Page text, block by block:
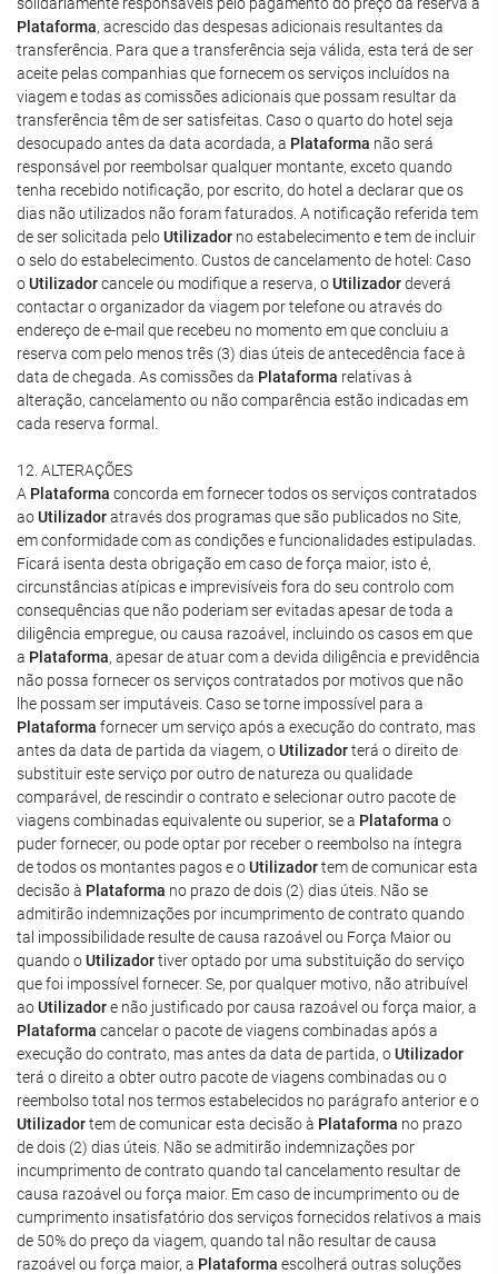
Plataforma, acrescido das despesas adicionais resultantes da
transferência. Para que a transferência seja válida, esta terá de ser
aceite pelas companhias que fornecem os serviços incluídos na
viagem e todas as comissões adicionais que possam resultar da
transferência têm de ser satisfeitas. Caso o quarto do hotel seja
desocupado antes da data acordada, a Plataforma não será
responsável por reembolsar qualquer montante, exceto quando
tenha recebido notificação, por escrito, do hotel a declarar que os
dias não utilizados não foram faturados. A notificação referida tem
de ser solicitada peloUtilizador no estabelecimento e tem de incluir
o selo do estabelecimento. Custos de cancelamento de hotel: Caso
oUtilizadorcancele ou modifique a reserva, oUtilizadordeverá
contactar o organizador da viagem por telefone ou através do
endereço de e-mail que recebeu no momento em que concluiu a
reserva com pelo menos três (3) dias úteis de antecedência face à
data de chegada. As comissões da Plataforma relativas à
alteração, cancelamento ou não comparência estão indicadas em
cada reserva formal.
12. ALTERAÇÕES
A Plataforma concorda em fornecer todos os serviços contratados
aoUtilizadoratravés dos programas que são publicados no Site,
em conformidade com as condições e funcionalidades estipuladas.
Ficará isenta desta obrigação em caso de força maior, isto é,
circunstâncias atípicas e imprevisíveis fora do seu controlo com
consequências que não poderiam ser evitadas apesar de toda a
diligência empregue, ou causa razoável, incluindo os casos em que
a Plataforma, apesar de atuar com a devida diligência e previdência
não possa fornecer os serviços contratados por motivos que não
lhe possam ser imputáveis. Caso se torne impossível para a
Plataforma fornecer um serviço após a execução do contrato, mas
antes da data de partida da viagem, oUtilizadorterá o direito de
substituir este serviço por outro de natureza ou qualidade
comparável, de rescindir o contrato e selecionar outro pacote de
viagens combinadas equivalente ou superior, se a Plataforma o
puder fornecer, ou pode optar por receber o reembolso na íntegra
de todos os montantes pagos e oUtilizadortem de comunicar esta
decisão à Plataforma no prazo de dois (2) dias úteis. Não se
admitirão indemnizações por incumprimento de contrato quando
tal impossibilidade resulte de causa razoável ou Força Maior ou
quando oUtilizadortiver optado por uma substituição do serviço
que foi impossível fornecer. Se, por qualquer motivo, não atribuível
aoUtilizadore não justificado por causa razoável ou força maior, a
Plataforma cancelar o pacote de viagens combinadas após a
execução do contrato, mas antes da data de partida, oUtilizador
terá o direito a obter outro pacote de viagens combinadas ou o
reembolso total nos termos estabelecidos no parágrafo anterior e o
Utilizadortem de comunicar esta decisão à Plataforma no prazo
de dois (2) dias úteis. Não se admitirão indemnizações por
incumprimento de contrato quando tal cancelamento resultar de
causa razoável ou força maior. Em caso de incumprimento ou de
cumprimento insatisfatório dos serviços fornecidos relativos a mais
de 50% do preço da viagem, quando tal não resultar de causa
razoável ou força maior, a Plataforma escolherá outras soluções